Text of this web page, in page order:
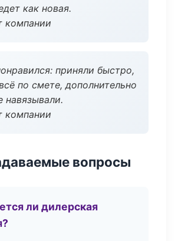
как новая.
компании
приняли быстро,
по смете, дополнительно
навязывали.
компании
вопросы
ли дилерская